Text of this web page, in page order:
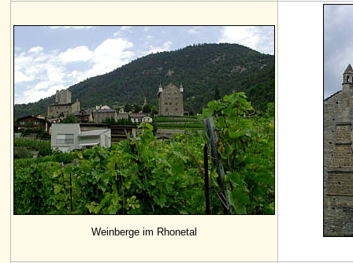
Weinberge im Rhonetal